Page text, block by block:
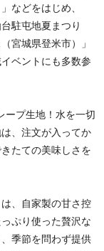
などをはじめ、
駐屯地夏まつり
宮城県登米市）」
ベントにも多数参
ープ生地！水を一切
、注文が入ってか
たての美味しさを
、自家製の甘さ控
ぷり使った贅沢な
季節を問わず提供